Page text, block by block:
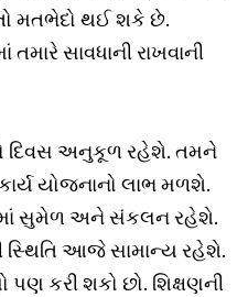
મતભેદો થઈ શકે છે.
તમારે સાવધાની રાખવાની
દિવસ અનુકૂળ રહેશે. તમને
યોજનાનો લાભ મળશે.
સુમેળ અને સંકલન રહેશે.
સ્થિતિ આજે સામાન્ય રહેશે.
પણ કરી શકો છો. શિક્ષણની